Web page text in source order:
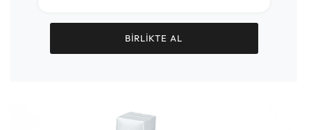
BİRLİKTE AL